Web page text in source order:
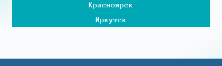
Красноярск
Иркутск